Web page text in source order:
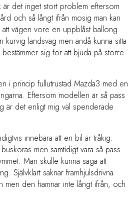
det inget stort problem eftersom
och så långt ifrån mosig man kan
vägen vore en uppblåst ballong.
landsväg men ändå kunna sitta
sig för att bjuda på större
i princip fullutrustad Mazda3 med en
Eftersom modellen är så pass
är det enligt mig väl spenderade
innebära att en bil är tråkig.
men samtidigt vara så pass
Man skulle kunna säga att
Självklart saknar framhjulsdrivna
den hamnar inte långt ifrån, och